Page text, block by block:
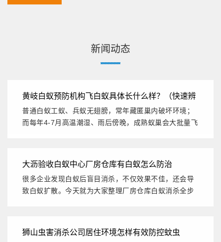
新闻动态
黄岐白蚁预防机构飞白蚁具体长什么样？（快速辨
别）
普通白蚁工蚁、兵蚁无翅膀，常年藏匿巢内破坏环境；
而每年4-7月高温潮湿、雨后傍晚，成熟蚁巢会大批量飞
大沥验收白蚁中心厂房仓库有白蚁怎么防治
很多企业发现白蚁后盲目消杀，不仅效果不佳，还会导
致白蚁扩散。今天就为大家整理厂房仓库白蚁消杀全步
狮山虫害消杀公司居住环境怎样有效防控蚊虫